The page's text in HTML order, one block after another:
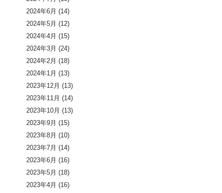
2024年6月 (14)
2024年5月 (12)
2024年4月 (15)
2024年3月 (24)
2024年2月 (18)
2024年1月 (13)
2023年12月 (13)
2023年11月 (14)
2023年10月 (13)
2023年9月 (15)
2023年8月 (10)
2023年7月 (14)
2023年6月 (16)
2023年5月 (18)
2023年4月 (16)